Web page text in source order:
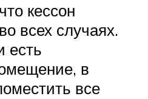
кессон
всех случаях.
есть
в
все